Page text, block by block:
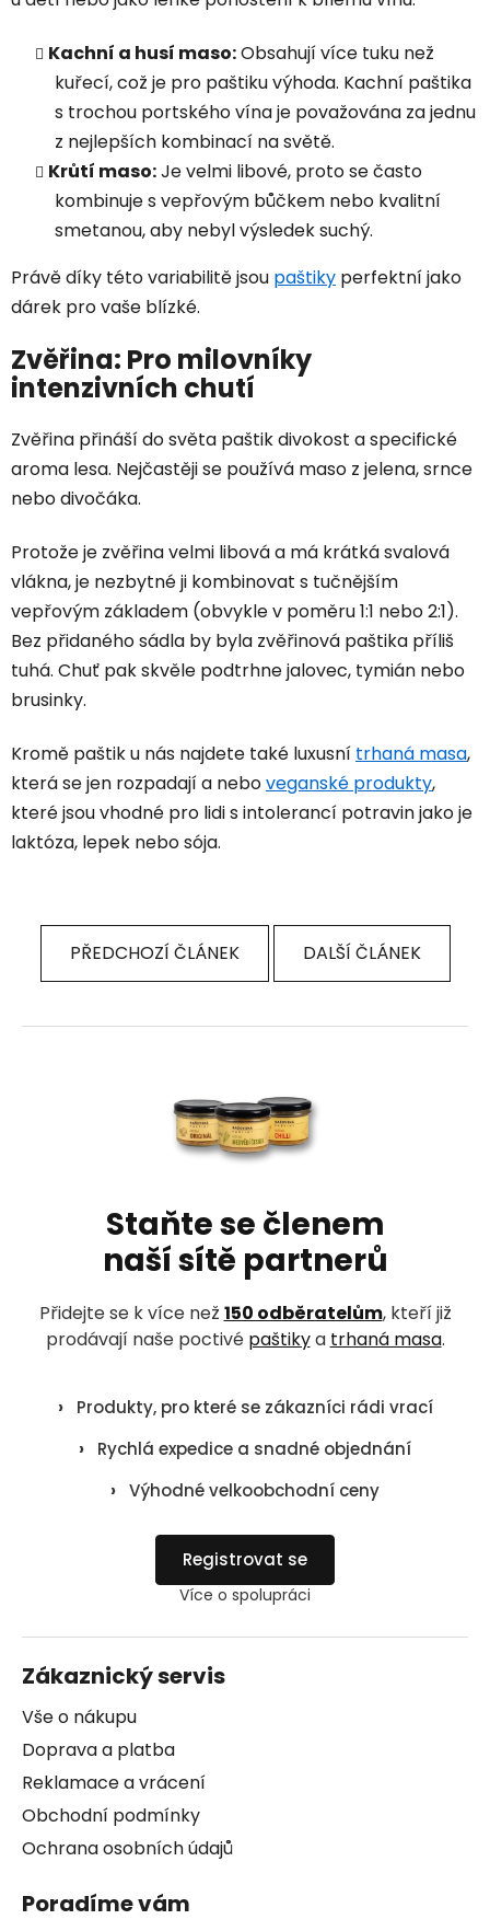
Kachní a husí maso:Obsahují více tuku než
kuřecí, což je pro paštiku výhoda. Kachní paštika
s trochou portského vína je považována za jednu
z nejlepších kombinací na světě.
Krůtí maso:Je velmi libové, proto se často
kombinuje s vepřovým bůčkem nebo kvalitní
smetanou, aby nebyl výsledek suchý.
Právě díky této variabilitě jsou paštiky perfektní jako
dárek pro vaše blízké.
Zvěřina: Pro milovníky
intenzivních chutí
Zvěřina přináší do světa paštik divokost a specifické
aroma lesa. Nejčastěji se používá maso z jelena, srnce
nebo divočáka.
Protože je zvěřina velmi libová a má krátká svalová
vlákna, je nezbytné ji kombinovat s tučnějším
vepřovým základem (obvykle v poměru 1:1 nebo 2:1).
Bez přidaného sádla by byla zvěřinová paštika příliš
tuhá. Chuť pak skvěle podtrhne jalovec, tymián nebo
brusinky.
Kromě paštik u nás najdete také luxusní trhaná masa,
která se jen rozpadají a neboveganské produkty,
které jsou vhodné pro lidi s intolerancí potravin jako je
laktóza, lepek nebo sója.
PŘEDCHOZÍ ČLÁNEK DALŠÍ ČLÁNEK
Staňte se členem
naší sítě partnerů
Přidejte se k více než 150 odběratelům, kteří již
prodávají naše poctivé paštikya trhaná masa.
›
Produkty, pro které se zákazníci rádi vrací
›
Rychlá expedice a snadné objednání
› Výhodné velkoobchodní ceny
Registrovat se
Více o spolupráci
Zákaznický servis
Vše o nákupu
Doprava a platba
Reklamace a vrácení
Obchodní podmínky
Ochrana osobních údajů
Poradíme vám